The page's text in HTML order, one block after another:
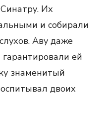
Их
и собирали
Аву даже
ей
знаменитый
двоих